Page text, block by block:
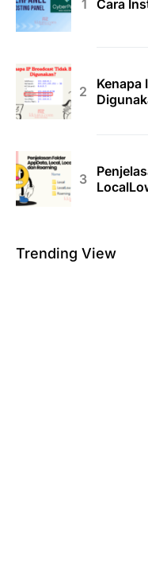
Cara
Kenapa
Trending View